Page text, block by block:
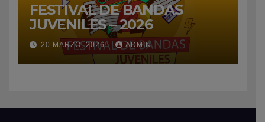
FESTIVAL DE BANDAS
JUVENILES – 2026
20 MARZO, 2026 ADMIN